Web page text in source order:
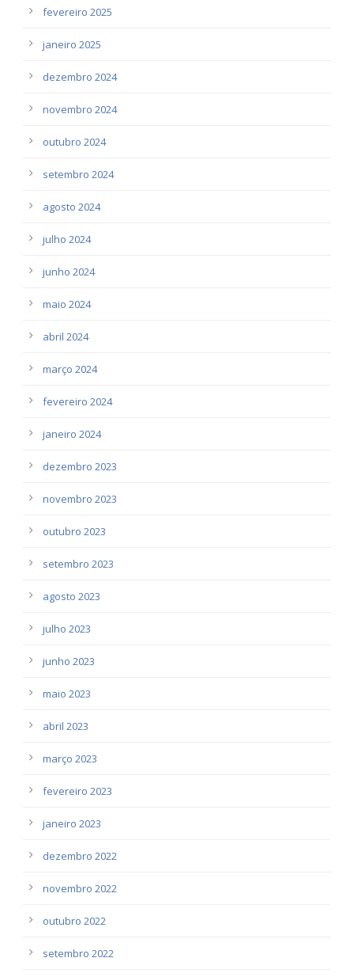
fevereiro 2025
janeiro 2025
dezembro 2024
novembro 2024
outubro 2024
setembro 2024
agosto 2024
julho 2024
junho 2024
maio 2024
abril 2024
março 2024
fevereiro 2024
janeiro 2024
dezembro 2023
novembro 2023
outubro 2023
setembro 2023
agosto 2023
julho 2023
junho 2023
maio 2023
abril 2023
março 2023
fevereiro 2023
janeiro 2023
dezembro 2022
novembro 2022
outubro 2022
setembro 2022